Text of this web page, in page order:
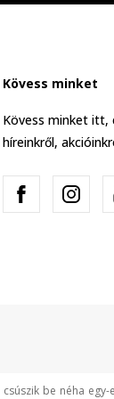
Kövess minket
Kövess minket
híreinkről,
be néha egy-